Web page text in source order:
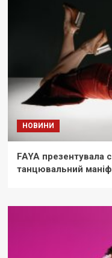
НОВИНИ
FAYA презентувала
танцювальний